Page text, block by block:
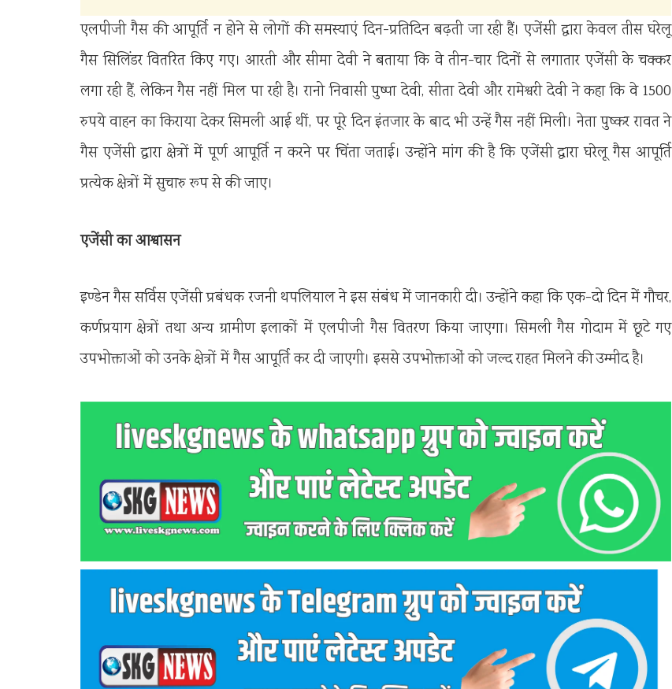
एलपीजी गैस की आपूर्ति न होने से लोगों की समस्याएं दिन-प्रतिदिन बढ़ती जा रही हैं। एजेंसी द्वारा केवल तीस घरेलू
गैस सिलिंडर वितरित किए गए। आरती और सीमा देवी ने बताया कि वे तीन-चार दिनों से लगातार एजेंसी के चक्कर
लगा रही हैं, लेकिन गैस नहीं मिल पा रही है। रानो निवासी पुष्पा देवी, सीता देवी और रामेश्वरी देवी ने कहा कि वे 1500
रुपये वाहन का किराया देकर सिमली आई थीं, पर पूरे दिन इंतजार के बाद भी उन्हें गैस नहीं मिली। नेता पुष्कर रावत ने
गैस एजेंसी द्वारा क्षेत्रों में पूर्ण आपूर्ति न करने पर चिंता जताई। उन्होंने मांग की है कि एजेंसी द्वारा घरेलू गैस आपूर्ति
प्रत्येक क्षेत्रों में सुचारु रूप से की जाए।
एजेंसी का आश्वासन
इण्डेन गैस सर्विस एजेंसी प्रबंधक रजनी थपलियाल ने इस संबंध में जानकारी दी। उन्होंने कहा कि एक-दो दिन में गौचर,
कर्णप्रयाग क्षेत्रों तथा अन्य ग्रामीण इलाकों में एलपीजी गैस वितरण किया जाएगा। सिमली गैस गोदाम में छूटे गए
उपभोक्ताओं को उनके क्षेत्रों में गैस आपूर्ति कर दी जाएगी। इससे उपभोक्ताओं को जल्द राहत मिलने की उम्मीद है।